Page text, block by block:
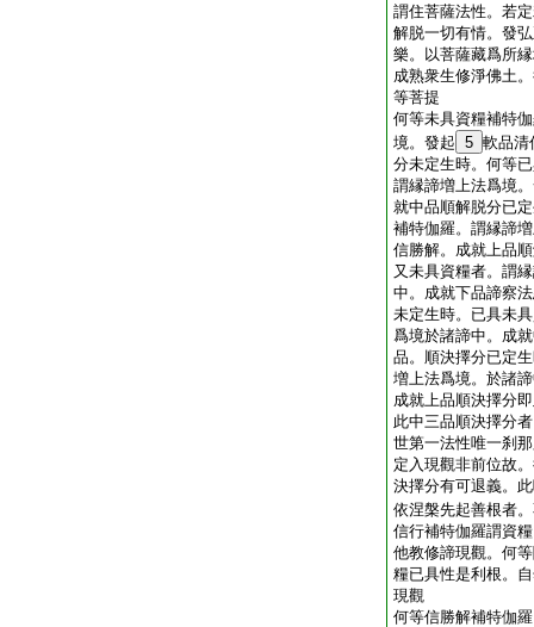
謂住菩薩法性。若
解脱一切有情。發
樂。以菩薩藏爲所
成熟衆生修淨佛土
等菩提
何等未具資糧補特
境。發起 5 軟品清
分未定生時。何等
謂縁諦増上法爲境
就中品順解脱分已
補特伽羅。謂縁諦
信勝解。成就上品
又未具資糧者。謂
中。成就下品諦察
未定生時。已具未
爲境於諸諦中。成
品。順決擇分已定
増上法爲境。於諸
成就上品順決擇分
此中三品順決擇分
世第一法性唯一刹
定入現觀非前位故
決擇分有可退義。
依涅槃先起善根者
信行補特伽羅謂資
他教修諦現觀。何
糧已具性是利根。
現觀
何等信勝解補特伽